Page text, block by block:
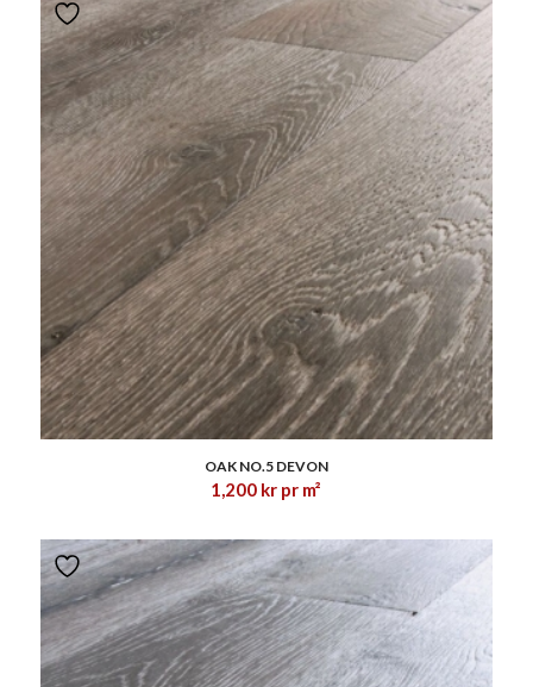
OAK NO.5 DEVON
1,200 kr pr m²